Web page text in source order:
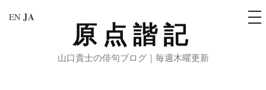
原点諧記
山口貴士の俳句ブログ｜毎週木曜更新
メ
ニ
EN JA